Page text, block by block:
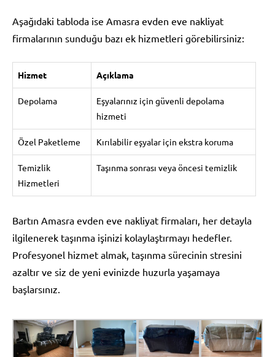
Aşağıdaki tabloda ise Amasra evden eve nakliyat
firmalarının sunduğu bazı ek hizmetleri görebilirsiniz:
Hizmet Açıklama
Depolama
Eşyalarınız için güvenli depolama
hizmeti
Özel Paketleme Kırılabilir eşyalar için ekstra koruma
Temizlik
Hizmetleri
Taşınma sonrası veya öncesi temizlik
Bartın Amasra evden eve nakliyat firmaları, her detayla
ilgilenerek taşınma işinizi kolaylaştırmayı hedefler.
Profesyonel hizmet almak, taşınma sürecinin stresini
azaltır ve siz de yeni evinizde huzurla yaşamaya
başlarsınız.